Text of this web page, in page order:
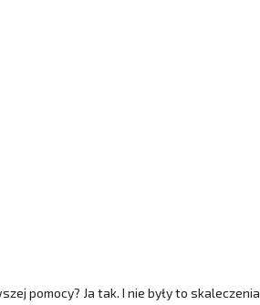
pomocy? Ja tak. I nie były to skaleczenia